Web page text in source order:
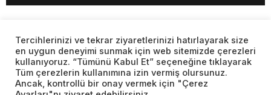
EĞİTİM
SAĞLIK
YAŞAM
SPOR
MAGAZİN
KÜLTÜR SANAT
TEKNOLOJİ
DÜNYA
SAYFALAR
BURÇLAR
CANLI BORSA
CANLI SONUÇLAR
CANLI TV
Web sitemizde yer alan haber içerikleri izin alınmadan,
Tercihlerinizi ve tekrar ziyaretlerinizi hatırlayarak size
en uygun deneyimi sunmak için web sitemizde çerezleri
kullanıyoruz. “Tümünü Kabul Et” seçeneğine tıklayarak
Tüm çerezlerin kullanımına izin vermiş olursunuz.
Ancak, kontrollü bir onay vermek için "Çerez